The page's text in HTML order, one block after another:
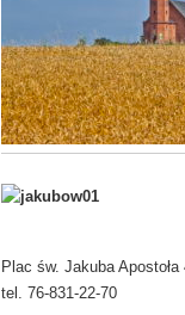
Plac św. Jakuba
tel. 76-831-22-70